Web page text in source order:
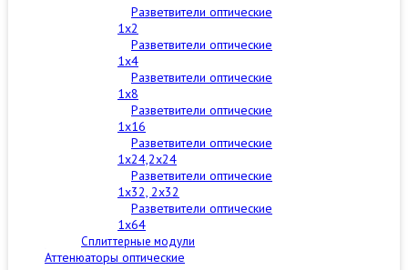
Разветвители оптические
1x2
Разветвители оптические
1x4
Разветвители оптические
1x8
Разветвители оптические
1x16
Разветвители оптические
1x24,2x24
Разветвители оптические
1x32, 2x32
Разветвители оптические
1x64
Сплиттерные модули
Аттенюаторы оптические